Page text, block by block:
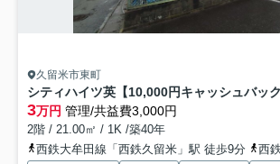
久留米市東町
3万円 管理/共益費3,000円
2階 / 21.00㎡ / 1K /築40年
西鉄大牟田線「西鉄久留米」駅 徒歩9分
西鉄